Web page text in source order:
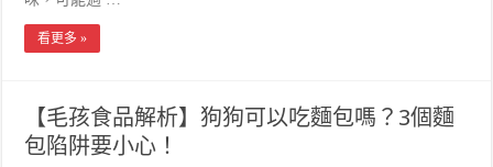
看更多 »
【毛孩食品解析】狗狗可以吃麵包嗎？3個麵
包陷阱要小心！